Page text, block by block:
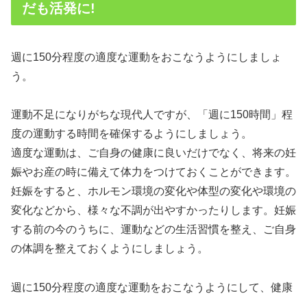
だも活発に!
週に150分程度の適度な運動をおこなうようにしましょ
う。
運動不足になりがちな現代人ですが、「週に150時間」程
度の運動する時間を確保するようにしましょう。
適度な運動は、ご自身の健康に良いだけでなく、将来の妊
娠やお産の時に備えて体力をつけておくことができます。
妊娠をすると、ホルモン環境の変化や体型の変化や環境の
変化などから、様々な不調が出やすかったりします。妊娠
する前の今のうちに、運動などの生活習慣を整え、ご自身
の体調を整えておくようにしましょう。
週に150分程度の適度な運動をおこなうようにして、健康